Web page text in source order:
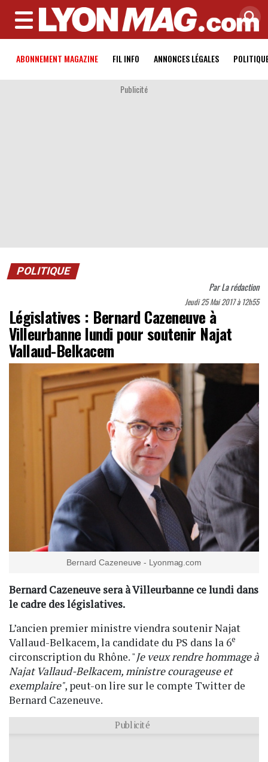
MENU
ABONNEMENT MAGAZINE FIL INFO ANNONCES LÉGALES
Publicité
POLITIQUE
ParLa rédaction
Jeudi 25 Mai 2017 à 12h55
Législatives : Bernard Cazeneuve à
Villeurbanne lundi pour soutenir Najat
Vallaud-Belkacem
Bernard Cazeneuve - Lyonmag.com
Bernard Cazeneuve sera à Villeurbanne ce lundi dans
le cadre des législatives.
L’ancien premier ministre viendra soutenir Najat
Vallaud-Belkacem, la candidate du PS dans la 6e
circonscription du Rhône. "Je veux rendre hommage à
Najat Vallaud-Belkacem, ministre courageuse et
exemplaire", peut-on lire sur le compte Twitter de
Bernard Cazeneuve.
Publicité